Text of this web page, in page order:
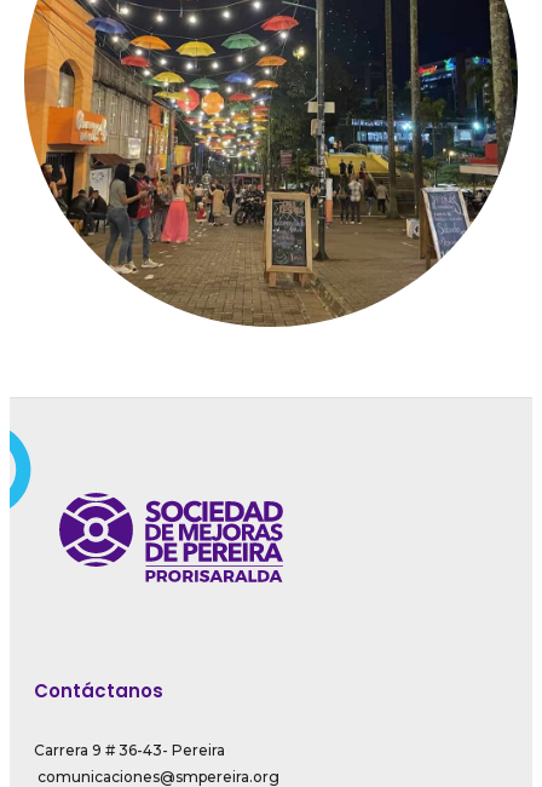
Contáctanos
Carrera 9 # 36-43- Pereira
comunicaciones@smpereira.org